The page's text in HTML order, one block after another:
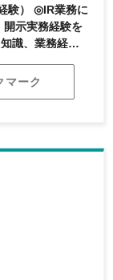
験） ◎IR業務に
識、業務経験
マーク